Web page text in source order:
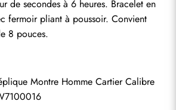
de secondes à 6 heures. Bracelet en
fermoir pliant à poussoir. Convient
8 pouces.
Montre Homme Cartier Calibre